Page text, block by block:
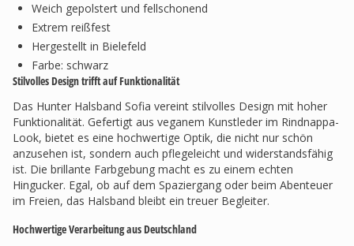
Weich gepolstert und fellschonend
Extrem reißfest
Hergestellt in Bielefeld
Farbe: schwarz
Stilvolles Design trifft auf Funktionalität
Das Hunter Halsband Sofia vereint stilvolles Design mit hoher
Funktionalität. Gefertigt aus veganem Kunstleder im Rindnappa-
Look, bietet es eine hochwertige Optik, die nicht nur schön
anzusehen ist, sondern auch pflegeleicht und widerstandsfähig
ist. Die brillante Farbgebung macht es zu einem echten
Hingucker. Egal, ob auf dem Spaziergang oder beim Abenteuer
im Freien, das Halsband bleibt ein treuer Begleiter.
Hochwertige Verarbeitung aus Deutschland